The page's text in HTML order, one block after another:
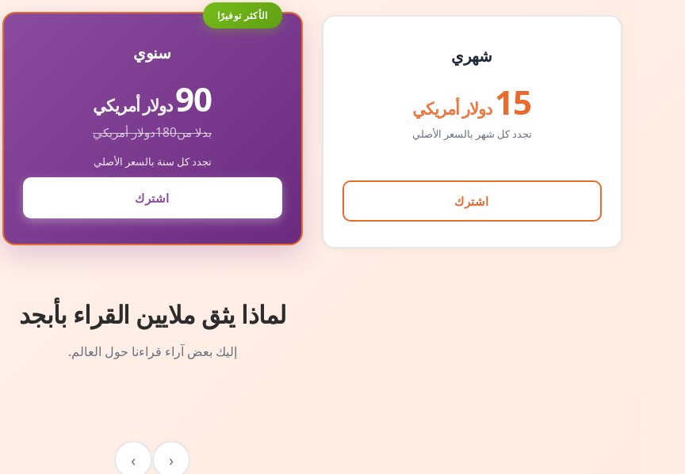
شهري
15 دولار أمريكي
تجدد كل شهر بالسعر الأصلي
اشترك
الأكثر توفيرًا
سنوي
90دولار أمريكي
بدلا من180دولار أمريكي
تجدد كل سنة بالسعر الأصلي
اشترك
لماذا يثق ملايين القراء بأبجد
إليك بعض آراء قراءنا حول العالم.
‹
›